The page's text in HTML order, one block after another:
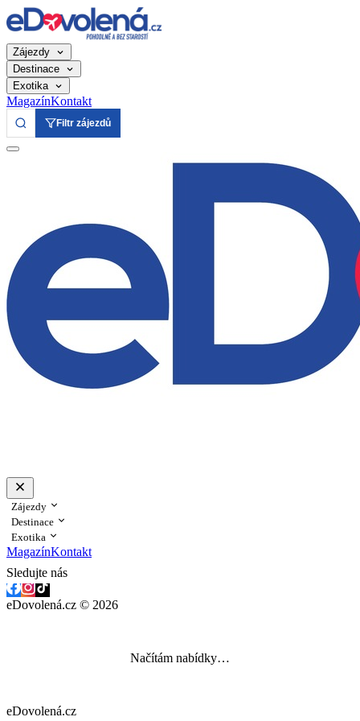
Zájezdy
Destinace
Exotika
MagazínKontakt
Filtr zájezdů
Zájezdy
Destinace
Exotika
MagazínKontakt
Sledujte nás
eDovolená.cz © 2026
Načítám nabídky…
eDovolená.cz